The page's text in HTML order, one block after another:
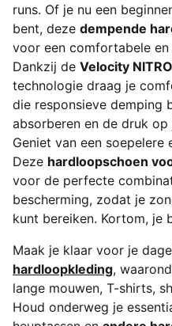
runs. Of je nu een
bent, deze dempende
voor een comfortabele
Dankzij de Velocity
technologie draag je
die responsieve demping
absorberen en de druk
Geniet van een soepelere
Deze hardloopschoen
voor de perfecte
bescherming, zodat je
kunt bereiken. Kortom, je
Maak je klaar voor je
hardloopkleding,
lange mouwen, T-shirts,
Houd onderweg je